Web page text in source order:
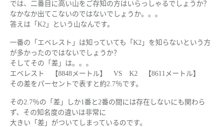
では、二番目に高い山をご存知の方はいらっしゃるでしょうか？
なかなか出てこないのではないでしょうか。。。
答えは「K2」という山なんです。
一番の「エベレスト」は知っていても「K2」を知らないという方
が多かったのではないでしょうか？
そしてその「差」は。。。
エベレスト 【8848メートル】 VS K2 【8611メートル】
その差をパーセントで表すと約2.7％です。
その2.7％の「差」しか1番と2番の間には存在しないにも関わら
ず、その知名度の違いは非常に
大きい「差」がついてしまっているのです。